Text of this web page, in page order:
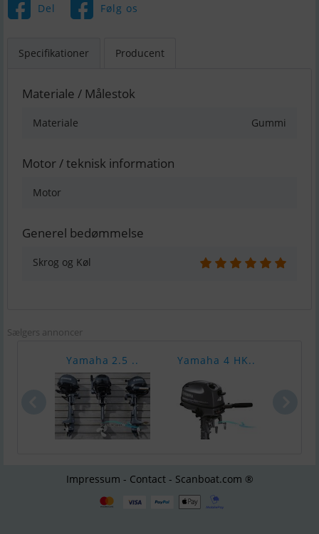
Del Følg os
Specifikationer Producent
Materiale / Målestok
Materiale Gummi
Motor / teknisk information
Motor
Generel bedømmelse
Skrog og Køl
Sælgers annoncer
Yamaha 2.5 .. Yamaha 4 HK..
Impressum - Contact - Scanboat.com ®